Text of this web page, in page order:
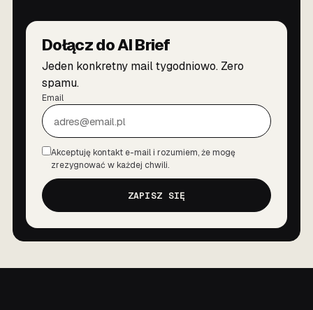
Dołącz do AI Brief
Jeden konkretny mail tygodniowo. Zero
spamu.
Email
Zgoda
Akceptuję kontakt e-mail i rozumiem, że mogę
zrezygnować w każdej chwili.
ZAPISZ SIĘ